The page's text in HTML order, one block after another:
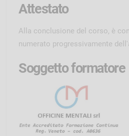
Attestato
Alla conclusione del corso, è
numerato progressivamente
Soggetto formatore